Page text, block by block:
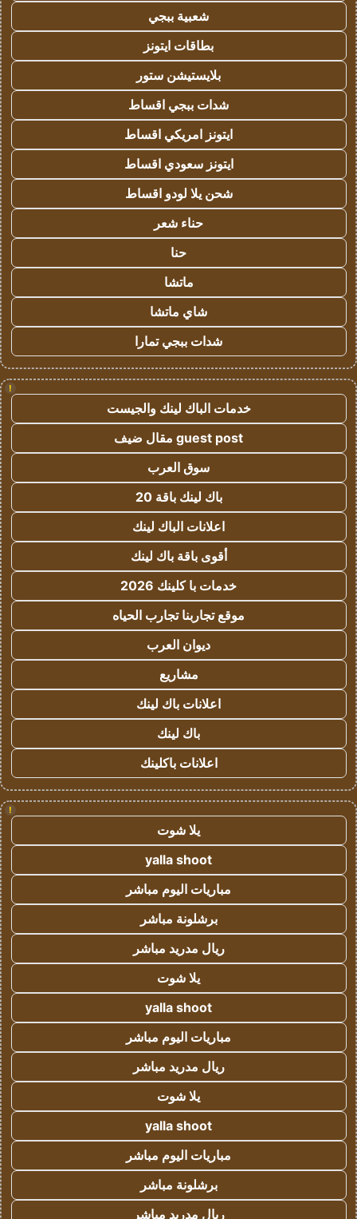
شعبية ببجي
بطاقات ايتونز
بلايستيشن ستور
شدات ببجي اقساط
ايتونز امريكي اقساط
ايتونز سعودي اقساط
شحن يلا لودو اقساط
حناء شعر
حنا
ماتشا
شاي ماتشا
شدات ببجي تمارا
!
خدمات الباك لينك والجيست
guest post مقال ضيف
سوق العرب
باك لينك باقة 20
اعلانات الباك لينك
أقوى باقة باك لينك
خدمات با كلينك 2026
موقع تجاربنا تجارب الحياه
ديوان العرب
مشاريع
اعلانات باك لينك
باك لينك
اعلانات باكلينك
!
يلا شوت
yalla shoot
مباريات اليوم مباشر
برشلونة مباشر
ريال مدريد مباشر
يلا شوت
yalla shoot
مباريات اليوم مباشر
ريال مدريد مباشر
يلا شوت
yalla shoot
مباريات اليوم مباشر
برشلونة مباشر
ريال مدريد مباشر